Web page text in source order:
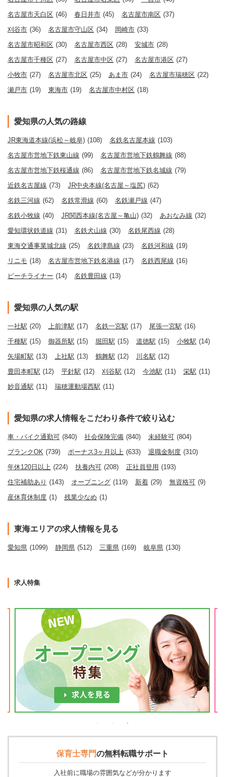
名古屋市天白区 (46) 春日井市 (45) 名古屋市南区 (37)
刈谷市 (36) 名古屋市守山区 (34) 岡崎市 (33)
名古屋市昭和区 (30) 名古屋市西区 (28) 安城市 (28)
名古屋市千種区 (27) 名古屋市中区 (27) 名古屋市港区 (27)
小牧市 (27) 名古屋市北区 (25) あま市 (24) 名古屋市瑞穂区 (22)
瀬戸市 (19) 東海市 (19) 名古屋市中村区 (18)
愛知県の人気の路線
JR東海道本線(浜松～岐阜) (108) 名鉄名古屋本線 (103)
名古屋市営地下鉄東山線 (99) 名古屋市営地下鉄鶴舞線 (88)
名古屋市営地下鉄桜通線 (86) 名古屋市営地下鉄名城線 (79)
近鉄名古屋線 (73) JR中央本線(名古屋～塩尻) (62)
名鉄三河線 (62) 名鉄常滑線 (60) 名鉄瀬戸線 (47)
名鉄小牧線 (40) JR関西本線(名古屋～亀山) (32) あおなみ線 (32)
愛知環状鉄道線 (31) 名鉄犬山線 (30) 名鉄尾西線 (28)
東海交通事業城北線 (25) 名鉄津島線 (23) 名鉄河和線 (19)
リニモ (18) 名古屋市営地下鉄名港線 (17) 名鉄西尾線 (16)
ピーチライナー (14) 名鉄豊田線 (13)
愛知県の人気の駅
一社駅 (20) 上前津駅 (17) 名鉄一宮駅 (17) 尾張一宮駅 (16)
千種駅 (15) 御器所駅 (15) 堀田駅 (15) 道徳駅 (15) 小牧駅 (14)
矢場町駅 (13) 上社駅 (13) 鶴舞駅 (12) 川名駅 (12)
豊田本町駅 (12) 平針駅 (12) 刈谷駅 (12) 今池駅 (11) 栄駅 (11)
妙音通駅 (11) 瑞穂運動場西駅 (11)
愛知県の求人情報をこだわり条件で絞り込む
車・バイク通勤可 (840) 社会保険完備 (840) 未経験可 (804)
ブランクOK (739) ボーナス3ヶ月以上 (633) 退職金制度 (310)
年休120日以上 (224) 扶養内可 (208) 正社員登用 (193)
住宅補助あり (143) オープニング (119) 新着 (29) 無資格可 (9)
産休育休制度 (1) 残業少なめ (1)
東海エリアの求人情報を見る
愛知県 (1099) 静岡県 (512) 三重県 (169) 岐阜県 (130)
求人特集
保育士専門の無料転職サポート
入社前に職場の雰囲気などが分かります